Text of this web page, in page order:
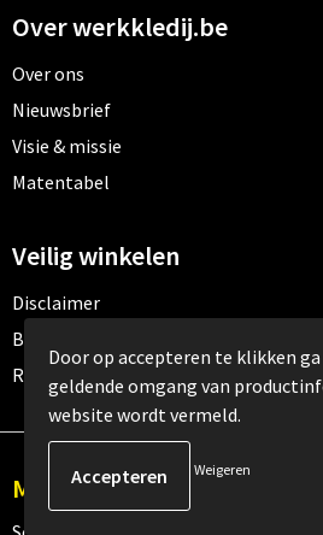
Over werkkledij.be
Over ons
Nieuwsbrief
Visie & missie
Matentabel
Veilig winkelen
Disclaimer
Betaalmethoden
Retourneren
Meld je aan voor onze
Door op accepteren te klikken
geldende omgang van
website wordt vermeld.
Weigeren